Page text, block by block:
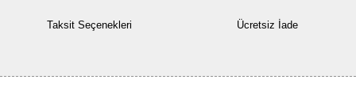
Taksit Seçenekleri Ücretsiz İade